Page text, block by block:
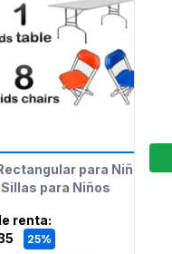
para Niños de
para Niños
renta:
25%